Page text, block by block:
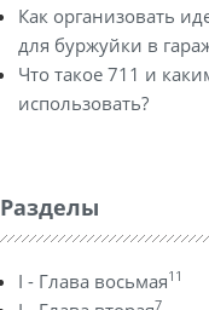
Как организовать
для буржуйки в
Что такое 711 и
использовать?
Разделы
I - Глава восьмая11
7